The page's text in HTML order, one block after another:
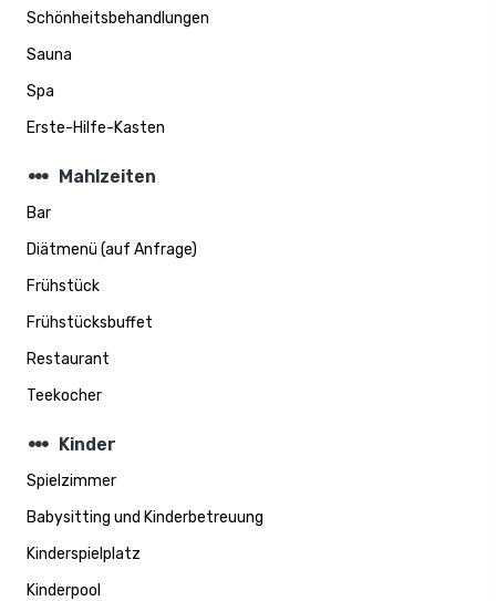
Schönheitsbehandlungen
Sauna
Spa
Erste-Hilfe-Kasten
steppers Mahlzeiten
Bar
Diätmenü (auf Anfrage)
Frühstück
Frühstücksbuffet
Restaurant
Teekocher
steppers Kinder
Spielzimmer
Babysitting und Kinderbetreuung
Kinderspielplatz
Kinderpool